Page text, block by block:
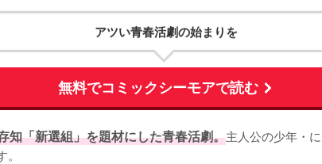
アツい青春活劇の始まりを
無料でコミックシーモアで読む
知「新選組」を題材にした青春活劇。主人公の少年・